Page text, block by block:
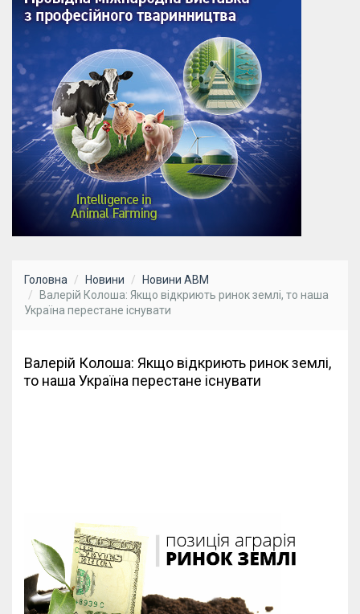
Головна Новини
Новини АВМ
Валерій Колоша: Якщо відкриють ринок землі, то наша
Україна перестане існувати
Валерій Колоша: Якщо відкриють ринок землі,
то наша Україна перестане існувати